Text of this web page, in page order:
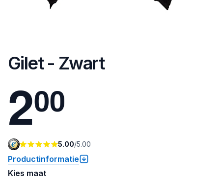
Gilet - Zwart
200
5.00/5.00
Productinformatie
Kies maat